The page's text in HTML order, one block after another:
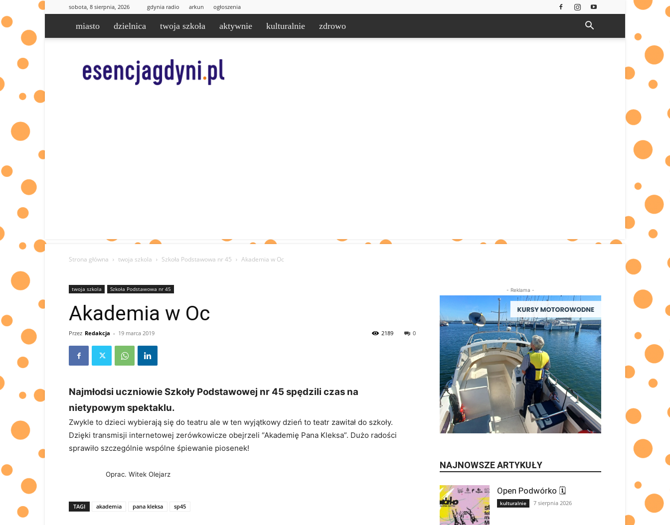
sobota, 8 sierpnia, 2026 gdynia radio arkun ogłoszenia
miasto dzielnica twoja szkoła aktywnie kulturalnie zdrowo
|
informacje
Strona główna twoja szkola Szkoła Podstawowa nr 45 Akademia w Oc
twoja szkola Szkoła Podstawowa nr 45
Akademia w Oc
Przez Redakcja - 19 marca 2019 0
2189
Najmłodsi uczniowie Szkoły Podstawowej nr 45 spędzili czas na
nietypowym spektaklu.
Zwykle to dzieci wybierają się do teatru ale w ten wyjątkowy dzień to teatr zawitał do szkoły.
Dzięki transmisji internetowej zerówkowicze obejrzeli “Akademię Pana Kleksa”. Dużo radości
sprawiło szczególnie wspólne śpiewanie piosenek!
Oprac. Witek Olejarz
TAGI akademia pana kleksa sp45
- Reklama -
NAJNOWSZE ARTYKUŁY
Open Podwórko 🗓
kulturalnie 7 sierpnia 2026